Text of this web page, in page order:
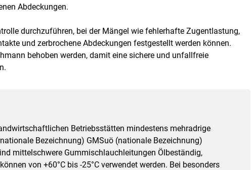
Abdeckungen.
durchzuführen, bei der Mängel wie fehlerhafte Zugentlastung,
und zerbrochene Abdeckungen festgestellt werden können.
behoben werden, damit eine sichere und unfallfreie
Betriebsstätten mindestens mehradrige
Bezeichnung) GMSuö (nationale Bezeichnung)
mittelschwere Gummischlauchleitungen Ölbeständig,
von +60°C bis -25°C verwendet werden. Bei besonders